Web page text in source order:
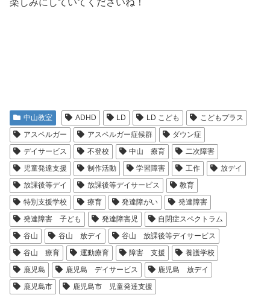
楽しみにしていてくださいね！
中山教室 ADHD LD LD こども
こどもプラス
アスペルガー
アスペルガー症候群
ダウン症
デイサービス
不登校 中山 療育
二次障害
児童発達支援
制作活動 学習障害 工作
放デイ
放課後等デイ
放課後等デイサービス
教育
特別支援学校
療育 発達障がい
発達障害
発達障害 子ども
発達障害児
自閉症スペクトラム
谷山
谷山 放デイ
谷山 放課後等デイサービス
谷山 療育
運動療育 障害 支援
養護学校
鹿児島
鹿児島 デイサービス
鹿児島 放デイ
鹿児島市
鹿児島市 児童発達支援